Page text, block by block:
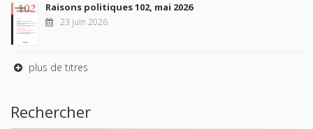
Raisons politiques 102, mai 2026
23 juin 2026
plus de titres
Rechercher